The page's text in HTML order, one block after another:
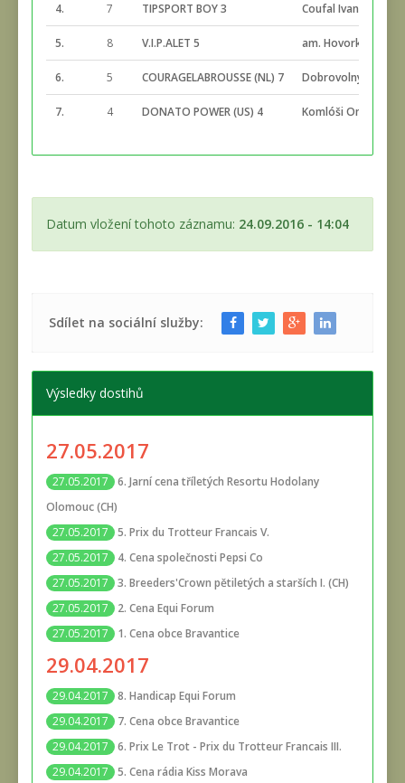
4. 7 TIPSPORT BOY 3 Coufal Ivan
5. 8 V.I.P.ALET 5 am. Hovorka Josef
6. 5 COURAGELABROUSSE (NL) 7 Dobrovolný Jaroslav
7. 4 DONATO POWER (US) 4 Komlóši Ondrej
Datum vložení tohoto záznamu: 24.09.2016 - 14:04
Sdílet na sociální služby:
Výsledky dostihů
27.05.2017
27.05.2017
6. Jarní cena tříletých Resortu Hodolany
Olomouc (CH)
27.05.2017
5. Prix du Trotteur Francais V.
27.05.2017
4. Cena společnosti Pepsi Co
27.05.2017
3. Breeders'Crown pětiletých a starších I. (CH)
27.05.2017
2. Cena Equi Forum
27.05.2017
1. Cena obce Bravantice
29.04.2017
29.04.2017
8. Handicap Equi Forum
29.04.2017
7. Cena obce Bravantice
29.04.2017
6. Prix Le Trot - Prix du Trotteur Francais III.
29.04.2017
5. Cena rádia Kiss Morava